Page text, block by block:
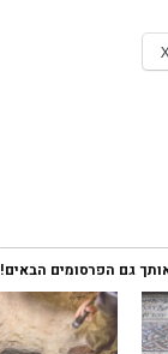
גם הפרסומים הבאים!